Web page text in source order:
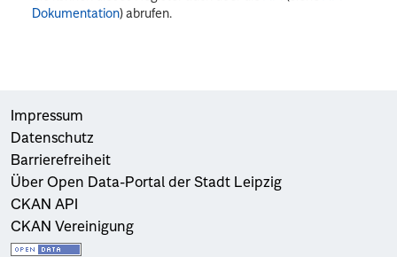
Dokumentation) abrufen.
Impressum
Datenschutz
Barrierefreiheit
Über Open Data-Portal der Stadt Leipzig
CKAN API
CKAN Vereinigung